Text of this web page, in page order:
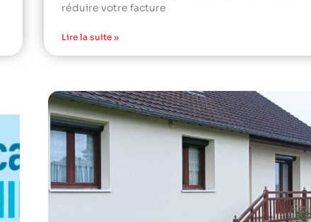
réduire votre facture
Lire la suite »